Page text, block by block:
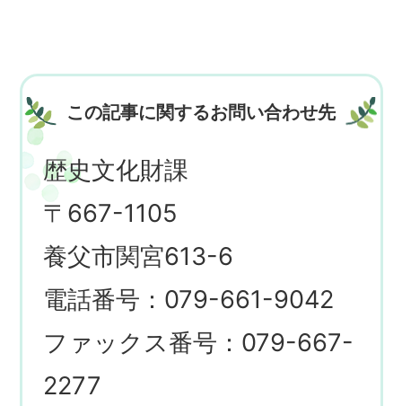
この記事に関するお問い合わせ先
歴史文化財課
〒667-1105
養父市関宮613-6
電話番号：079-661-9042
ファックス番号：079-667-
2277